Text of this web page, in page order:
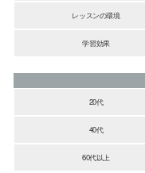
レッスンの環境
学習効果
20代
40代
60代以上